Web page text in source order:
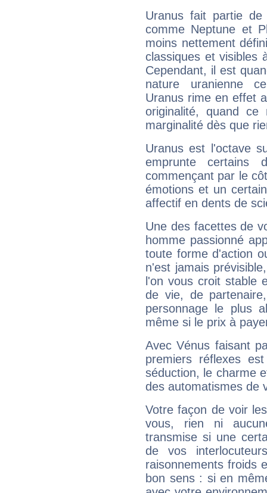
Uranus fait partie
comme Neptune et
moins nettement
classiques et visibles
Cependant, il est
nature uranienne
Uranus rime en effet
originalité, quand ce
marginalité dès que
Uranus est l'octave
emprunte
commençant par le
émotions et un
affectif en dents de
Une des facettes de
homme passionné
toute forme d'action
n'est jamais
l'on vous croit stable
de vie, de
personnage le plus
même si le prix à
Avec Vénus faisant
premiers réflexes
séduction, le charme
des automatismes de
Votre façon de voir
vous, rien ni
transmise si une
de vos
raisonnements froids
bon sens : si en